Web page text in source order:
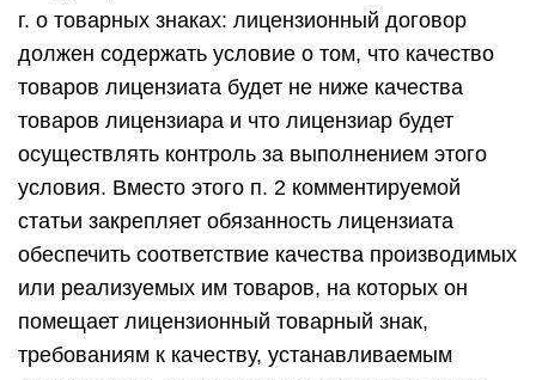
г. о товарных знаках: лицензионный договор
должен содержать условие о том, что качество
товаров лицензиата будет не ниже качества
товаров лицензиара и что лицензиар будет
осуществлять контроль за выполнением этого
условия. Вместо этого п. 2 комментируемой
статьи закрепляет обязанность лицензиата
обеспечить соответствие качества производимых
или реализуемых им товаров, на которых он
помещает лицензионный товарный знак,
требованиям к качеству, устанавливаемым